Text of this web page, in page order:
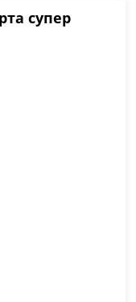
супер